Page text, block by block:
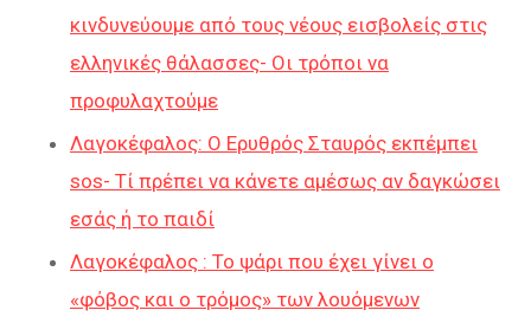
κινδυνεύουμε από τους νέους εισβολείς στις
ελληνικές θάλασσες- Οι τρόποι να
προφυλαχτούμε
Λαγοκέφαλος: Ο Ερυθρός Σταυρός εκπέμπει
sos- Τί πρέπει να κάνετε αμέσως αν δαγκώσει
εσάς ή το παιδί
Λαγοκέφαλος : Το ψάρι που έχει γίνει ο
«φόβος και ο τρόμος» των λουόμενων